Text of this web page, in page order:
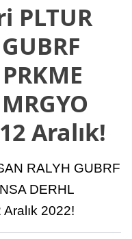
PLTUR
Aralık!
RALYH GUBRF
DERHL
2022!